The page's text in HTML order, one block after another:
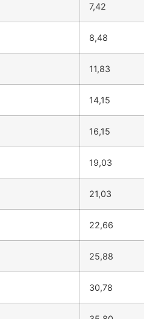
7,42
8,48
11,83
14,15
16,15
19,03
21,03
22,66
25,88
30,78